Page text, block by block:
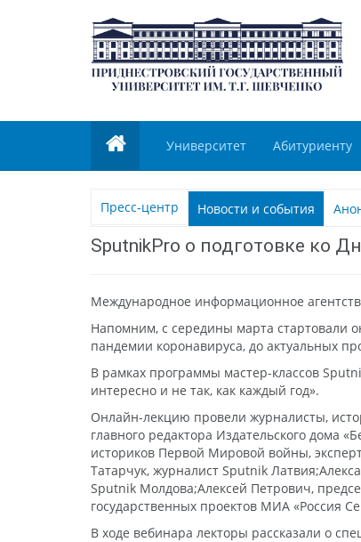
Университет Абитуриенту
Пресс-центр Новости и события
SputnikPro о подготовке ко
Международное информационное
Напомним, с середины марта стартовали
пандемии коронавируса, до актуальных
В рамках программы мастер-классов
интересно и не так, как каждый год».
Онлайн-лекцию провели журналисты,
главного редактора Издательского дома
историков Первой Мировой войны,
Татарчук, журналист Sputnik
Sputnik Молдова;Алексей Петрович,
государственных проектов МИА «Россия
В ходе вебинара лекторы рассказали о